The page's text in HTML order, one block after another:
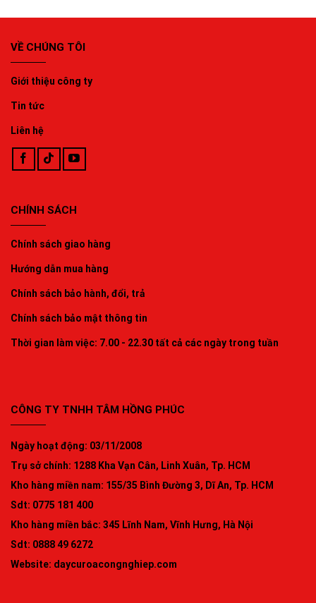
CÔNG TY TNHH TÂM HỒNG PHÚC
Ngày hoạt động: 03/11/2008
Trụ sở chính: 1288 Kha Vạn Cân, Linh Xuân, Tp. HCM
Kho hàng miền nam: 155/35 Bình Đường 3, Dĩ An, Tp. HCM
Sdt: 0775 181 400
Kho hàng miền bắc: 345 Lĩnh Nam, Vĩnh Hưng, Hà Nội
Sdt: 0888 49 6272
Website: daycuroacongnghiep.com
VỀ CHÚNG TÔI
Giới thiệu công ty
Tin tức
Liên hệ
CHÍNH SÁCH
Chính sách giao hàng
Hướng dẫn mua hàng
Chính sách bảo hành, đổi, trả
Chính sách bảo mật thông tin
Thời gian làm việc: 7.00 - 22.30 tất cả các ngày trong tuần